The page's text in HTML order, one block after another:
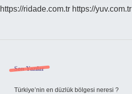
https://ridade.com.tr https://yuv.com.tr
Sidebar
Son Yazılar
Türkiye’nin en düzlük bölgesi neresi ?